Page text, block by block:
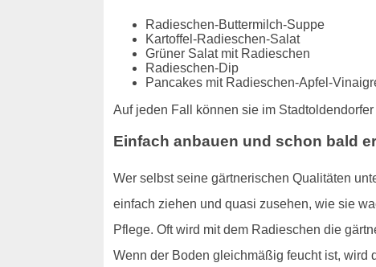
Radieschen-Buttermilch-Suppe
Kartoffel-Radieschen-Salat
Grüner Salat mit Radieschen
Radieschen-Dip
Pancakes mit Radieschen-Apfel-
Auf jeden Fall können sie im Stadtoldendorfer
Einfach anbauen und schon bald
Wer selbst seine gärtnerischen Qualitäten
einfach ziehen und quasi zusehen, wie sie
Pflege. Oft wird mit dem Radieschen die
Wenn der Boden gleichmäßig feucht ist, wird